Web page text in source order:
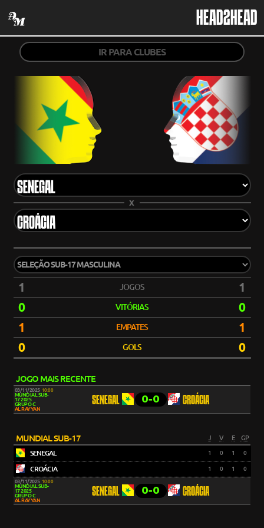
HEAD2HEAD
IR PARA CLUBES
X
1 JOGOS
1
0
VITÓRIAS
0
1
EMPATES
1
0
GOLS 0
JOGO MAIS RECENTE
03/11/2025 10:00
MUNDIAL SUB-
17 2025
GRUPO C
AL RAYYAN
SENEGAL 0-0 CROÁCIA
MUNDIAL SUB-17 J V E GP
SENEGAL 1 0 1 0
CROÁCIA 1 0 1 0
03/11/2025 10:00
MUNDIAL SUB-
17 2025
GRUPO C
AL RAYYAN
SENEGAL 0-0 CROÁCIA